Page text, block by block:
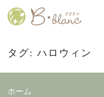
タグ: ハロウィン
ホーム